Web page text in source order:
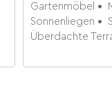
Gartenmöbel
Sonnenliegen
Überdachte